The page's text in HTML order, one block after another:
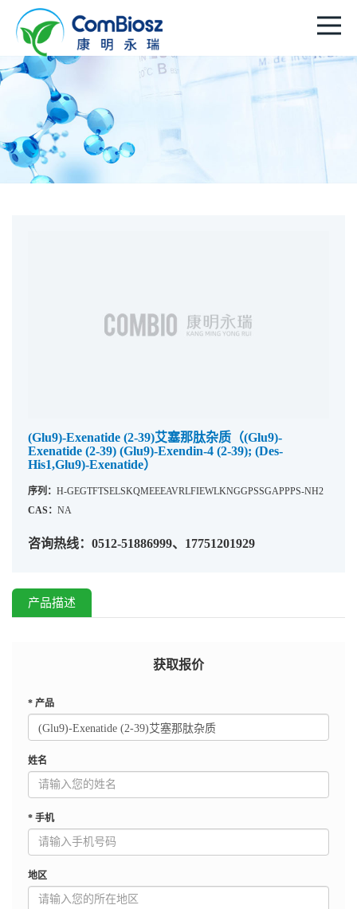
(Glu9)-Exenatide (2-39)艾塞那肽杂质（(Glu9)-
Exenatide (2-39) (Glu9)-Exendin-4 (2-39); (Des-
His1,Glu9)-Exenatide）
序列： H-GEGTFTSELSKQMEEEAVRLFIEWLKNGGPSSGAPPPS-NH2
CAS： NA
咨询热线：0512-51886999、17751201929
产品描述
获取报价
* 产品
姓名
* 手机
地区